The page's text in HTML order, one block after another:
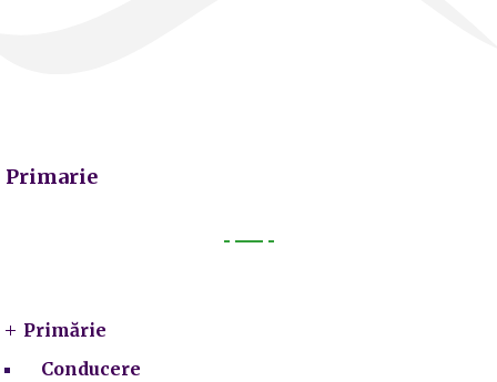
Primarie
Primărie
Conducere